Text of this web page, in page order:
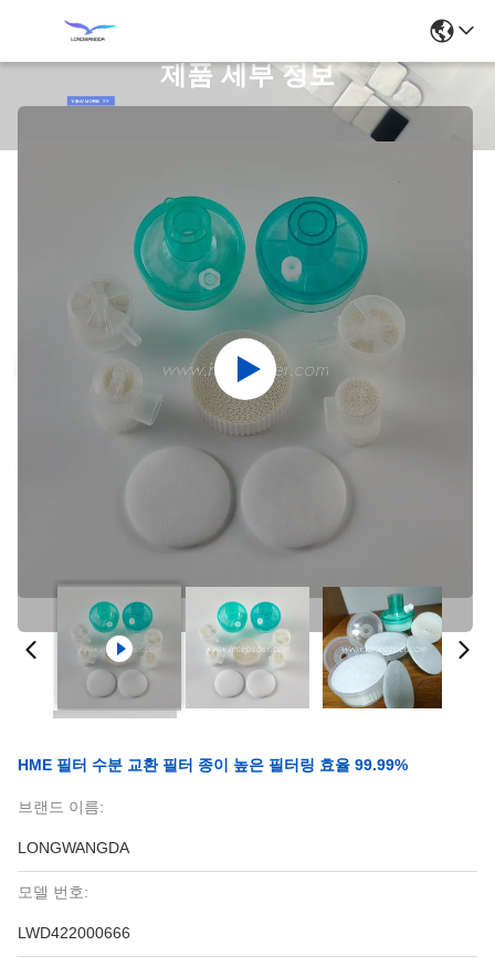
제품 세부 정보
HME 필터 수분 교환 필터 종이 높은 필터링 효율 99.99%
브랜드 이름:
LONGWANGDA
모델 번호:
LWD422000666